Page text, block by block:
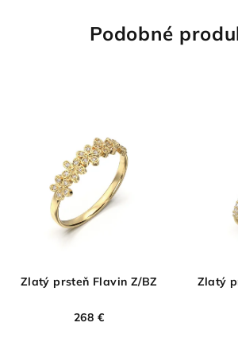
Podobné
Zlatý prsteň Flavin Z/BZ
268 €
Zlatý